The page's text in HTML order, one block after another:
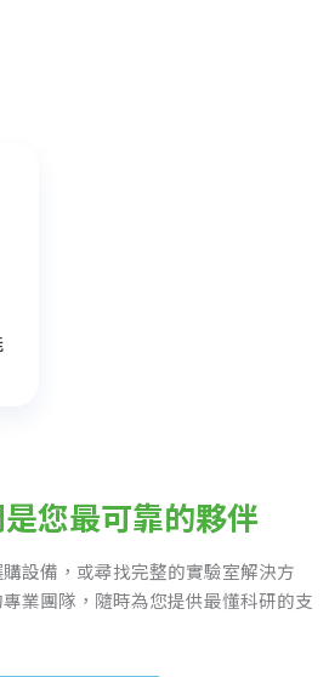
您最可靠的夥伴
設備，或尋找完整的實驗室解決方
業團隊，隨時為您提供最懂科研的支